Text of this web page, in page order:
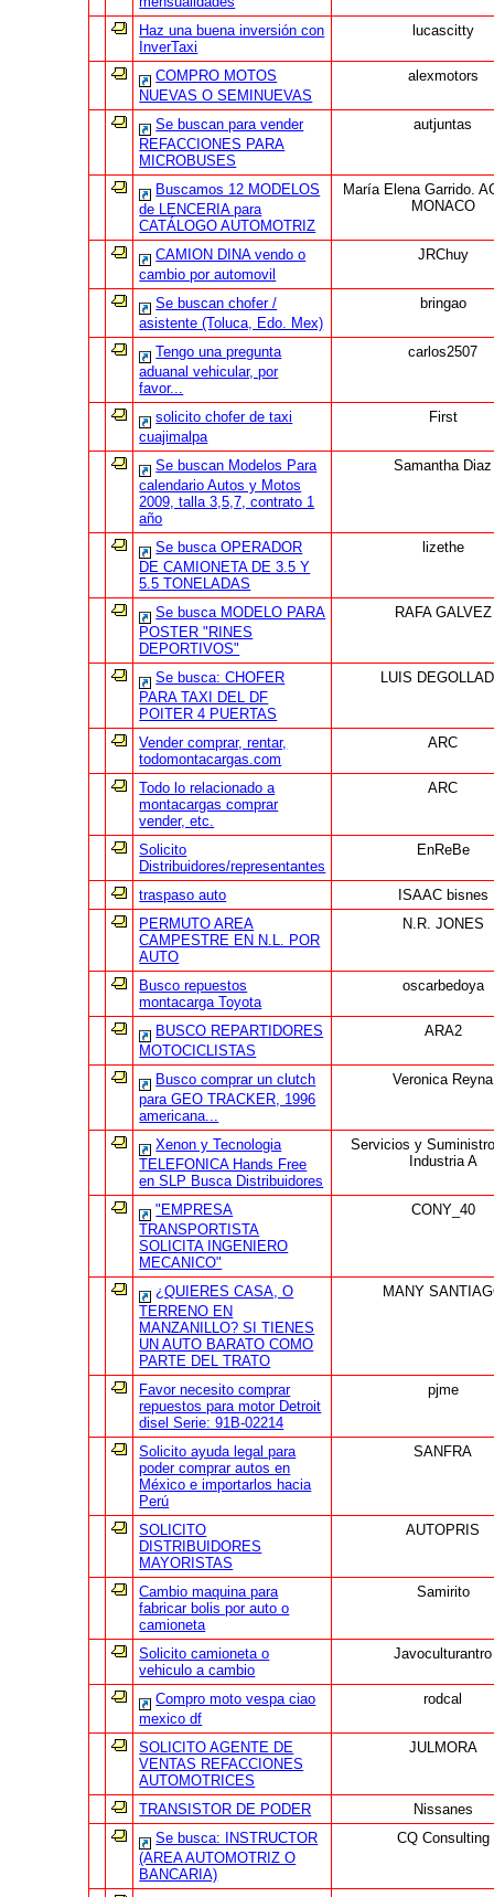
Haz una buena inversión con
InverTaxi
lucascitty
COMPRO MOTOS
NUEVAS O SEMINUEVAS
alexmotors
Se buscan para vender
REFACCIONES PARA
MICROBUSES
autjuntas
Buscamos 12 MODELOS
de LENCERIA para
CATÁLOGO AUTOMOTRIZ
María Elena Garrido.
MONACO
CAMION DINA vendo o
cambio por automovil
JRChuy
Se buscan chofer /
asistente (Toluca, Edo. Mex)
bringao
Tengo una pregunta
aduanal vehicular, por
favor...
carlos2507
solicito chofer de taxi
cuajimalpa
First
Se buscan Modelos Para
calendario Autos y Motos
2009, talla 3,5,7, contrato 1
año
Samantha Diaz
Se busca OPERADOR
DE CAMIONETA DE 3.5 Y
5.5 TONELADAS
lizethe
Se busca MODELO PARA
POSTER "RINES
DEPORTIVOS"
RAFA GALVEZ
Se busca: CHOFER
PARA TAXI DEL DF
POITER 4 PUERTAS
LUIS
Vender comprar, rentar,
todomontacargas.com
ARC
Todo lo relacionado a
montacargas comprar
vender, etc.
ARC
Solicito
Distribuidores/representantes
EnReBe
traspaso auto
ISAAC bisnes
PERMUTO AREA
CAMPESTRE EN N.L. POR
AUTO
N.R. JONES
Busco repuestos
montacarga Toyota
oscarbedoya
BUSCO REPARTIDORES
MOTOCICLISTAS
ARA2
Busco comprar un clutch
para GEO TRACKER, 1996
americana...
Veronica Reyna
Xenon y Tecnologia
TELEFONICA Hands Free
en SLP Busca Distribuidores
Servicios y
Industria A
"EMPRESA
TRANSPORTISTA
SOLICITA INGENIERO
MECANICO"
CONY_40
¿QUIERES CASA, O
TERRENO EN
MANZANILLO? SI TIENES
UN AUTO BARATO COMO
PARTE DEL TRATO
MANY
Favor necesito comprar
repuestos para motor Detroit
disel Serie: 91B-02214
pjme
Solicito ayuda legal para
poder comprar autos en
México e importarlos hacia
Perú
SANFRA
SOLICITO
DISTRIBUIDORES
MAYORISTAS
AUTOPRIS
Cambio maquina para
fabricar bolis por auto o
camioneta
Samirito
Solicito camioneta o
vehiculo a cambio
Javoculturantro
Compro moto vespa ciao
mexico df
rodcal
SOLICITO AGENTE DE
VENTAS REFACCIONES
AUTOMOTRICES
JULMORA
TRANSISTOR DE PODER
Nissanes
Se busca: INSTRUCTOR
(AREA AUTOMOTRIZ O
BANCARIA)
CQ Consulting